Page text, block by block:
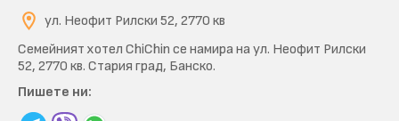
ул. Неофит Рилски 52, 2770 кв
Семейният хотел ChiChin се намира на ул. Неофит Рилски
52, 2770 кв. Стария град, Банско.
Пишете ни: